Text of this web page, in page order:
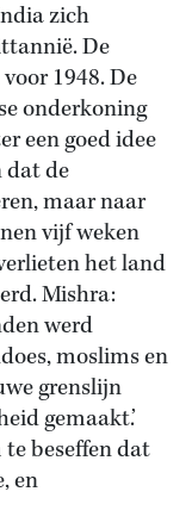
zich
De
1948. De
onderkoning
een goed idee
dat de
maar naar
vijf weken
het land
Mishra:
werd
moslims en
grenslijn
gemaakt.’
beseffen dat
en